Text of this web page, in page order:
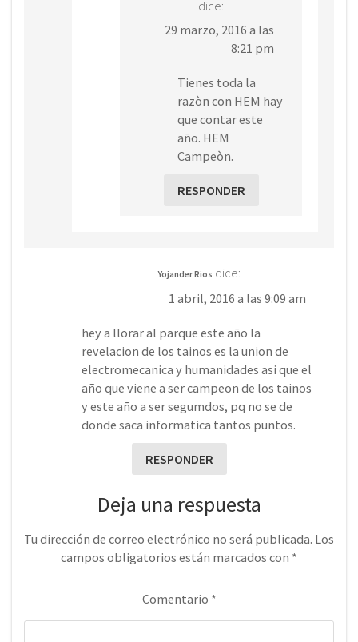
dice:
29 marzo, 2016 a las
8:21 pm
Tienes toda la
razòn con HEM hay
que contar este
año. HEM
Campeòn.
RESPONDER
Yojander Rios dice:
1 abril, 2016 a las 9:09 am
hey a llorar al parque este año la
revelacion de los tainos es la union de
electromecanica y humanidades asi que el
año que viene a ser campeon de los tainos
y este año a ser segumdos, pq no se de
donde saca informatica tantos puntos.
RESPONDER
Deja una respuesta
Tu dirección de correo electrónico no será publicada. Los
campos obligatorios están marcados con *
Comentario *